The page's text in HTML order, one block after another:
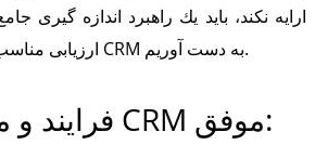
ارزیابی مناسب تری نسبت به عملكرد CRM به دست آوریم.
● فرایند و مسیر تكوین CRM موفق: